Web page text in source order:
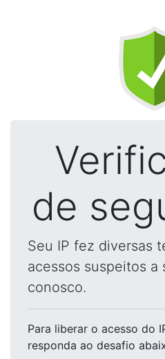
de
Seu IP fez diversas
acessos suspeitos a
conosco.
Para liberar o acesso do
responda ao desafio